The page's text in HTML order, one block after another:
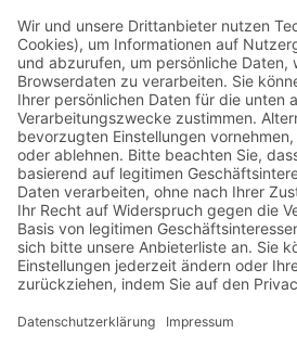
Jetzt beim BITO
anmelden:
Lager- &
Exklusive Rabatte
Neuheiten
Newsletter abonnieren